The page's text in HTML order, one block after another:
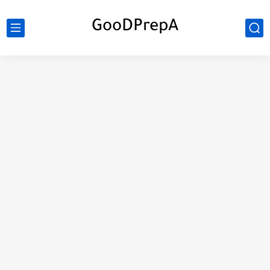
GooDPrepA